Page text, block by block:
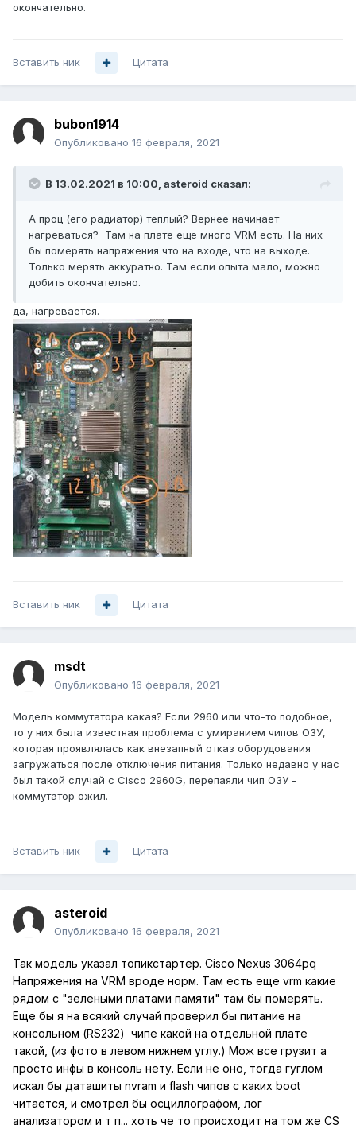
окончательно.
Вставить ник Цитата
bubon1914
Опубликовано 16 февраля, 2021
В 13.02.2021 в 10:00, asteroid сказал:
А проц (его радиатор) теплый? Вернее начинает
нагреваться? Там на плате еще много VRM есть. На них
бы померять напряжения что на входе, что на выходе.
Только мерять аккуратно. Там если опыта мало, можно
добить окончательно.
да, нагревается.
Вставить ник Цитата
msdt
Опубликовано 16 февраля, 2021
Модель коммутатора какая? Если 2960 или что-то подобное,
то у них была известная проблема с умиранием чипов ОЗУ,
которая проявлялась как внезапный отказ оборудования
загружаться после отключения питания. Только недавно у нас
был такой случай с Cisco 2960G, перепаяли чип ОЗУ -
коммутатор ожил.
Вставить ник Цитата
asteroid
Опубликовано 16 февраля, 2021
Так модель указал топикстартер. Cisco Nexus 3064pq
Напряжения на VRM вроде норм. Там есть еще vrm какие
рядом с "зелеными платами памяти" там бы померять.
Еще бы я на всякий случай проверил бы питание на
консольном (RS232) чипе какой на отдельной плате
такой, (из фото в левом нижнем углу.) Мож все грузит а
просто инфы в консоль нету. Если не оно, тогда гуглом
искал бы даташиты nvram и flash чипов с каких boot
читается, и смотрел бы осциллографом, лог
анализатором и т п... хоть че то происходит на том же CS